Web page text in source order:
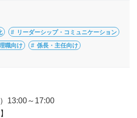
リーダーシップ・コミュニケーション
職向け 係長・主任向け
13:00～17:00